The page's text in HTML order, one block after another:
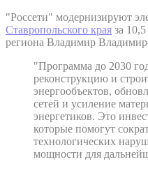
"Россети" модернизируют
Ставропольского края за
региона Владимир
"Программа до 2030
реконструкцию и
энергообъектов,
сетей и усиление
энергетиков. Это
которые помогут
технологических
мощности для